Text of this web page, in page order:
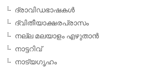
ദ്രാവിഡഭാഷകള്‍
ദ്വിതീയാക്ഷരപ്രാസം
നല്ല മലയാളം എഴുതാന്‍
നാട്ടറിവ്
നാട്യഗൃഹം